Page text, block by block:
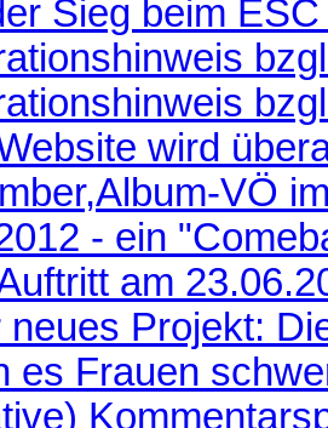
Sieg beim
wird
VÖ
- ein
am
neues Projekt:
es Frauen